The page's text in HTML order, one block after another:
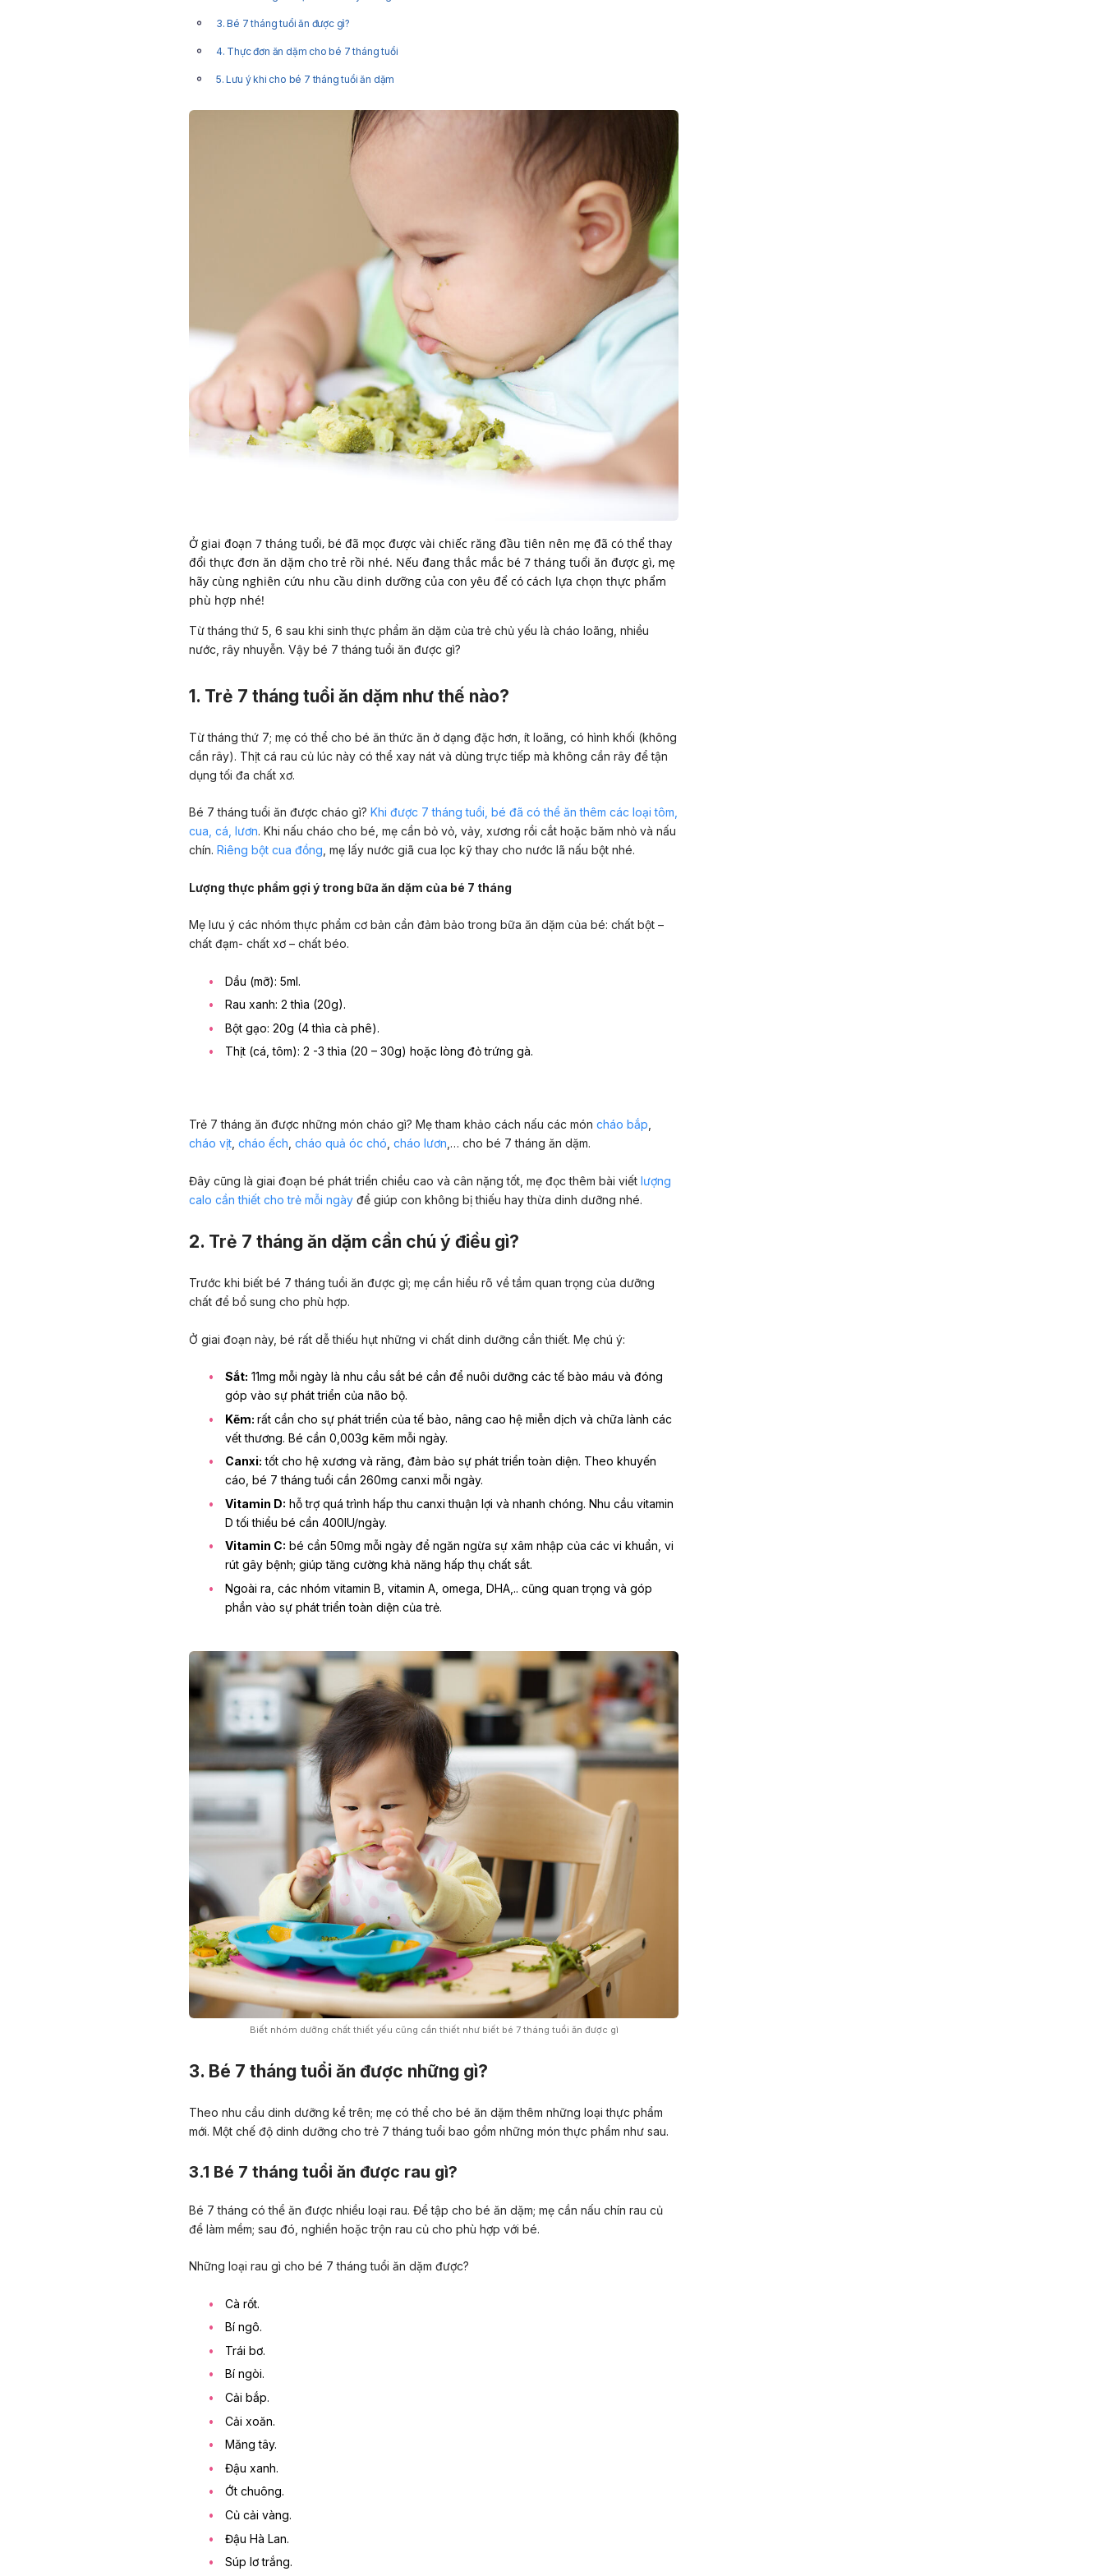
3. Bé 7 tháng tuổi ăn được gì?
4. Thực đơn ăn dặm cho bé 7 tháng tuổi
5. Lưu ý khi cho bé 7 tháng tuổi ăn dặm
Ở giai đoạn 7 tháng tuổi, bé đã mọc được vài chiếc răng đầu tiên nên mẹ đã có thể thay
đổi thực đơn ăn dặm cho trẻ rồi nhé. Nếu đang thắc mắc bé 7 tháng tuổi ăn được gì, mẹ
hãy cùng nghiên cứu nhu cầu dinh dưỡng của con yêu để có cách lựa chọn thực phẩm
phù hợp nhé!
Từ tháng thứ 5, 6 sau khi sinh thực phẩm ăn dặm của trẻ chủ yếu là cháo loãng, nhiều
nước, rây nhuyễn. Vậy bé 7 tháng tuổi ăn được gì?
1. Trẻ 7 tháng tuổi ăn dặm như thế nào?
Từ tháng thứ 7; mẹ có thể cho bé ăn thức ăn ở dạng đặc hơn, ít loãng, có hình khối (không
cần rây). Thịt cá rau củ lúc này có thể xay nát và dùng trực tiếp mà không cần rây để tận
dụng tối đa chất xơ.
Bé 7 tháng tuổi ăn được cháo gì? Khi được 7 tháng tuổi, bé đã có thể ăn thêm các loại tôm,
cua, cá, lươn. Khi nấu cháo cho bé, mẹ cần bỏ vỏ, vảy, xương rồi cắt hoặc băm nhỏ và nấu
chín. Riêng bột cua đồng , mẹ lấy nước giã cua lọc kỹ thay cho nước lã nấu bột nhé.
Lượng thực phẩm gợi ý trong bữa ăn dặm của bé 7 tháng
Mẹ lưu ý các nhóm thực phẩm cơ bản cần đảm bảo trong bữa ăn dặm của bé: chất bột –
chất đạm- chất xơ – chất béo.
Dầu (mỡ): 5ml.
Rau xanh: 2 thìa (20g).
Bột gạo: 20g (4 thìa cà phê).
Thịt (cá, tôm): 2 -3 thìa (20 – 30g) hoặc lòng đỏ trứng gà.
Trẻ 7 tháng ăn được những món cháo gì? Mẹ tham khảo cách nấu các món cháo bắp
cháo vịt cháo ếch cháo quả óc chó cháo lươn ,… cho bé 7 tháng ăn dặm.
Đây cũng là giai đoạn bé phát triển chiều cao và cân nặng tốt, mẹ đọc thêm bài viết lượng
calo cần thiết cho trẻ mỗi ngày để giúp con không bị thiếu hay thừa dinh dưỡng nhé.
2. Trẻ 7 tháng ăn dặm cần chú ý điều gì?
Trước khi biết bé 7 tháng tuổi ăn được gì; mẹ cần hiểu rõ về tầm quan trọng của dưỡng
chất để bổ sung cho phù hợp.
Ở giai đoạn này, bé rất dễ thiếu hụt những vi chất dinh dưỡng cần thiết. Mẹ chú ý:
Sắt: 11mg mỗi ngày là nhu cầu sắt bé cần để nuôi dưỡng các tế bào máu và đóng
góp vào sự phát triển của não bộ.
Kẽm: rất cần cho sự phát triển của tế bào, nâng cao hệ miễn dịch và chữa lành các
vết thương. Bé cần 0,003g kẽm mỗi ngày.
Canxi: tốt cho hệ xương và răng, đảm bảo sự phát triển toàn diện. Theo khuyến
cáo, bé 7 tháng tuổi cần 260mg canxi mỗi ngày.
Vitamin D: hỗ trợ quá trình hấp thu canxi thuận lợi và nhanh chóng. Nhu cầu vitamin
D tối thiểu bé cần 400IU/ngày.
Vitamin C: bé cần 50mg mỗi ngày để ngăn ngừa sự xâm nhập của các vi khuẩn, vi
rút gây bệnh; giúp tăng cường khả năng hấp thụ chất sắt.
Ngoài ra, các nhóm vitamin B, vitamin A, omega, DHA ,.. cũng quan trọng và góp
phần vào sự phát triển toàn diện của trẻ.
Biết nhóm dưỡng chất thiết yếu cũng cần thiết như biết bé 7 tháng tuổi ăn được gì
3. Bé 7 tháng tuổi ăn được những gì?
Theo nhu cầu dinh dưỡng kể trên; mẹ có thể cho bé ăn dặm thêm những loại thực phẩm
mới. Một chế độ dinh dưỡng cho trẻ 7 tháng tuổi bao gồm những món thực phẩm như sau.
3.1 Bé 7 tháng tuổi ăn được rau gì?
Bé 7 tháng có thể ăn được nhiều loại rau. Để tập cho bé ăn dặm; mẹ cần nấu chín rau củ
để làm mềm; sau đó, nghiền hoặc trộn rau củ cho phù hợp với bé.
Những loại rau gì cho bé 7 tháng tuổi ăn dặm được?
Cà rốt.
Bí ngô.
Trái bơ.
Bí ngòi.
Cải bắp.
Cải xoăn.
Măng tây.
Đậu xanh.
Ớt chuông.
Củ cải vàng.
Đậu Hà Lan.
Súp lơ trắng.